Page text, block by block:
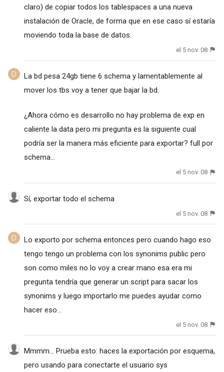
claro) de copiar todos los tablespaces a una nueva
instalación de Oracle, de forma que en ese caso sí estaría
moviendo toda la base de datos.
el 5 nov. 08
La bd pesa 24gb tiene 6 schema y lamentablemente al
mover los tbs voy a tener que bajar la bd.
¿Ahora cómo es desarrollo no hay problema de exp en
caliente la data pero mi pregunta es la siguiente cual
podría ser la manera más eficiente para exportar? full por
schema...
el 5 nov. 08
Sí, exportar todo el schema
el 5 nov. 08
Lo exporto por schema entonces pero cuando hago eso
tengo tengo un problema con los synonims public pero
son como miles no lo voy a crear mano esa era mi
pregunta tendría que generar un script para sacar los
synonims y luego importarlo me puedes ayudar como
hacer eso...
el 5 nov. 08
Mmmm... Prueba esto: haces la exportación por esquema,
pero usando para conectarte el usuario sys